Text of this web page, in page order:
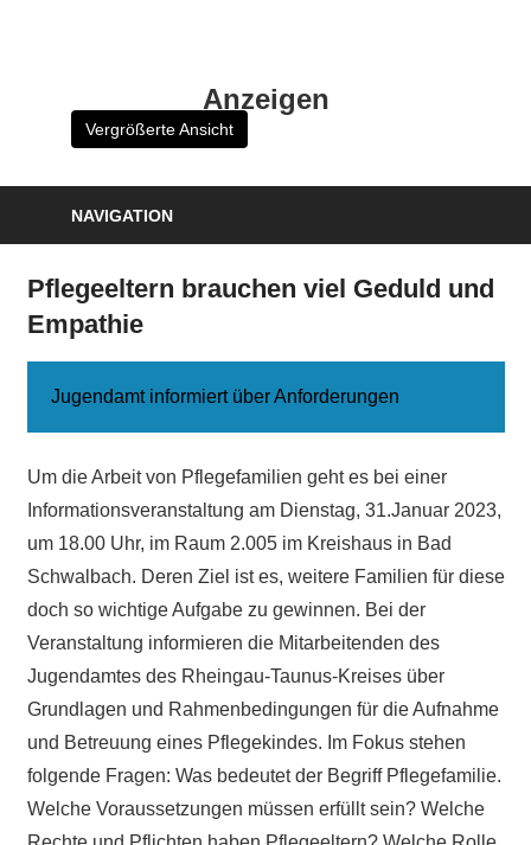
Anzeigen
Vergrößerte Ansicht
NAVIGATION
Pflegeeltern brauchen viel Geduld und
Empathie
Jugendamt informiert über Anforderungen
Um die Arbeit von Pflegefamilien geht es bei einer
Informationsveranstaltung am Dienstag, 31.Januar 2023,
um 18.00 Uhr, im Raum 2.005 im Kreishaus in Bad
Schwalbach. Deren Ziel ist es, weitere Familien für diese
doch so wichtige Aufgabe zu gewinnen. Bei der
Veranstaltung informieren die Mitarbeitenden des
Jugendamtes des Rheingau-Taunus-Kreises über
Grundlagen und Rahmenbedingungen für die Aufnahme
und Betreuung eines Pflegekindes. Im Fokus stehen
folgende Fragen: Was bedeutet der Begriff Pflegefamilie.
Welche Voraussetzungen müssen erfüllt sein? Welche